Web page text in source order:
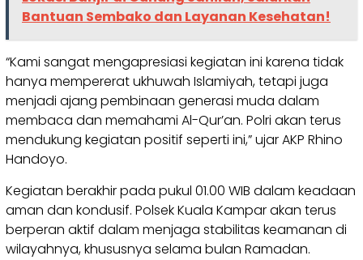
Bantuan Sembako dan Layanan Kesehatan!
“Kami sangat mengapresiasi kegiatan ini karena tidak
hanya mempererat ukhuwah Islamiyah, tetapi juga
menjadi ajang pembinaan generasi muda dalam
membaca dan memahami Al-Qur’an. Polri akan terus
mendukung kegiatan positif seperti ini,” ujar AKP Rhino
Handoyo.
Kegiatan berakhir pada pukul 01.00 WIB dalam keadaan
aman dan kondusif. Polsek Kuala Kampar akan terus
berperan aktif dalam menjaga stabilitas keamanan di
wilayahnya, khususnya selama bulan Ramadan.